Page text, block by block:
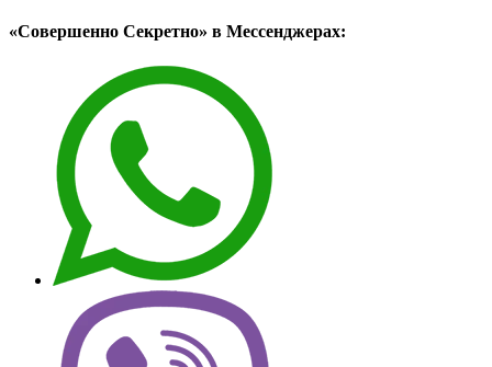
«Совершенно Секретно» в Мессенджерах: